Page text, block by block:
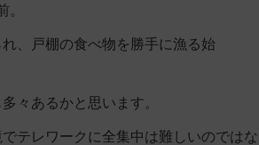
。
、戸棚の食べ物を勝手に漁る始
々あるかと思います。
テレワークに全集中は難しいのではな